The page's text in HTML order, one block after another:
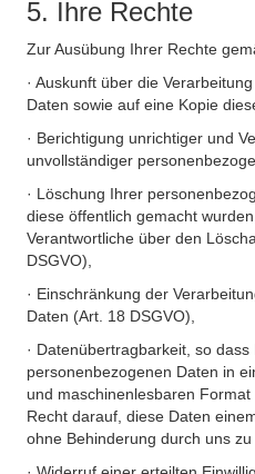
5. Ihre Rechte
Zur Ausübung Ihrer Rechte
· Auskunft über die
Daten sowie auf eine Kopie
· Berichtigung unrichtiger und
unvollständiger
· Löschung Ihrer
diese öffentlich gemacht
Verantwortliche über den
DSGVO),
· Einschränkung der
Daten (Art. 18 DSGVO),
· Datenübertragbarkeit, so
personenbezogenen Daten in
und maschinenlesbaren
Recht darauf, diese Daten
ohne Behinderung durch uns